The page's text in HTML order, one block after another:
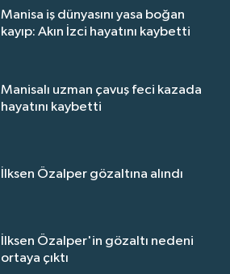
Manisa iş dünyasını yasa boğan
kayıp: Akın İzci hayatını kaybetti
Manisalı uzman çavuş feci kazada
hayatını kaybetti
İlksen Özalper gözaltına alındı
İlksen Özalper'in gözaltı nedeni
ortaya çıktı